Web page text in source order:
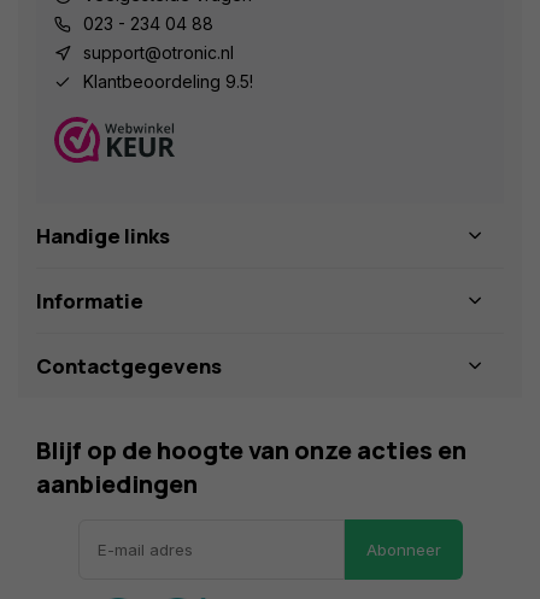
023 - 234 04 88
support@otronic.nl
Klantbeoordeling 9.5!
Handige links
Informatie
Contactgegevens
Blijf op de hoogte van onze acties en
aanbiedingen
Abonneer